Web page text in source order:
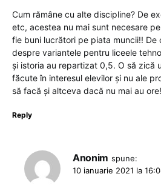
Cum rămâne cu alte discipline? De
etc, acestea nu mai sunt necesare
fie buni lucrători pe piata muncii!! De
despre variantele pentru liceele
și istoria au repartizat 0,5. O să zică
făcute în interesul elevilor și nu ale
să facă și altceva dacă nu mai au
Reply
Anonim spune:
10 ianuarie 2021 la